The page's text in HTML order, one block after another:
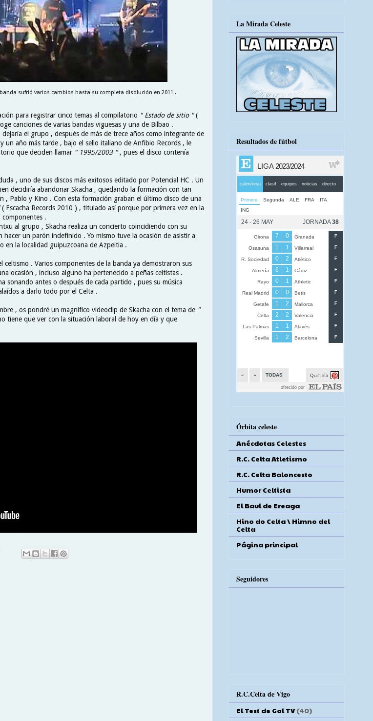
sufrió varios cambios hasta su completa disolución en 2011 .
para registrar cinco temas al compilatorio " Estado de sitio "(
canciones de varias bandas viguesas y una de Bilbao .
el grupo , después de más de trece años como integrante de
un año más tarde , bajo el sello italiano de Anfibio Records , le
que deciden llamar " 1995/2003 ", pues el disco contenía
, uno de sus discos más exitosos editado por Potencial HC . Un
decidiría abandonar Skacha , quedando la formación con tan
, Pablo y Kino . Con esta formación graban el último disco de una
( Escacha Records 2010 ) , titulado así porque por primera vez en la
.
al grupo , Skacha realiza un concierto coincidiendo con su
hacer un parón indefinido . Yo mismo tuve la ocasión de asistir a
en la localidad guipuzcoana de Azpeitia .
celtismo . Varios componentes de la banda ya demostraron sus
ocasión , incluso alguno ha pertenecido a peñas celtistas .
sonando antes o después de cada partido , pues su música
a darlo todo por el Celta .
, os pondré un magnífico videoclip de Skacha con el tema de "
tiene que ver con la situación laboral de hoy en día y que
La Mirada Celeste
Resultados de fútbol
Órbita celeste
Anécdotas Celestes
R.C. Celta Atletismo
R.C. Celta Baloncesto
Humor Celtista
El Baul de Ereaga
Hino do Celta \ Himno del
Celta
Página principal
Seguidores
R.C.Celta de Vigo
El Test de Gol TV (40)